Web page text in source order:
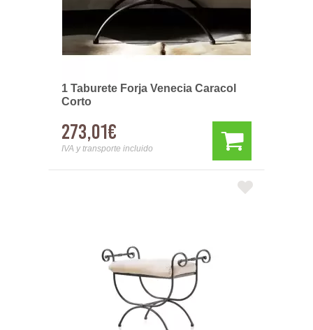
1 Taburete Forja Venecia Caracol
Corto
273,01€
IVA y transporte incluido